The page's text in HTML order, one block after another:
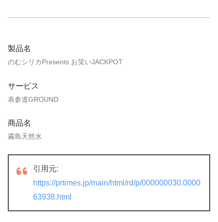
製品名
のむシリカPresents お笑いJACKPOT
サービス
表参道GROUND
商品名
霧島天然水
引用元:
https://prtimes.jp/main/html/rd/p/000000030.0000
63938.html